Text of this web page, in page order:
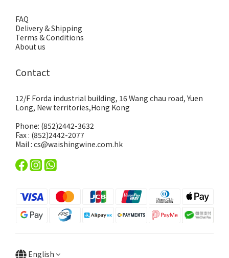
FAQ
Delivery & Shipping
Terms & Conditions
About us
Contact
12/F Forda industrial building, 16 Wang chau road, Yuen
Long, New territories,Hong Kong
Phone: (852)2442-3632
Fax : (852)2442-2077
Mail : cs@waishingwine.com.hk
English